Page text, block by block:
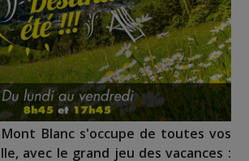
Blanc s'occupe de toutes vos
avec le grand jeu des vacances :